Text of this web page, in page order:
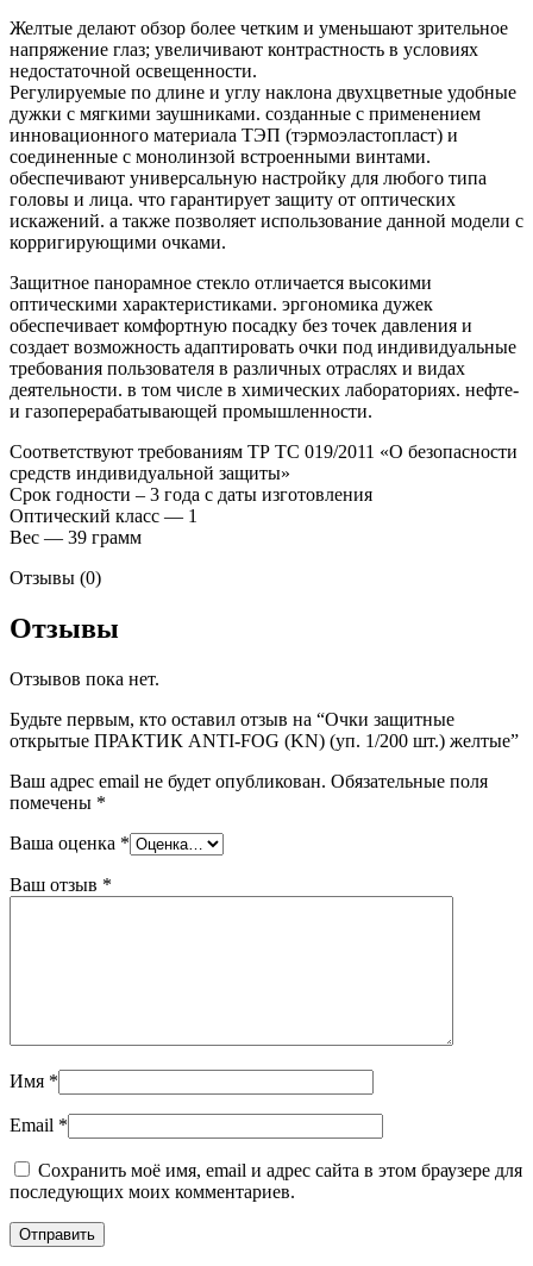
Желтые делают обзор более четким и уменьшают зрительное
напряжение глаз; увеличивают контрастность в условиях
недостаточной освещенности.
Регулируемые по длине и углу наклона двухцветные удобные
дужки с мягкими заушниками. созданные с применением
инновационного материала ТЭП (тэрмоэластопласт) и
соединенные с монолинзой встроенными винтами.
обеспечивают универсальную настройку для любого типа
головы и лица. что гарантирует защиту от оптических
искажений. а также позволяет использование данной модели с
корригирующими очками.
Защитное панорамное стекло отличается высокими
оптическими характеристиками. эргономика дужек
обеспечивает комфортную посадку без точек давления и
создает возможность адаптировать очки под индивидуальные
требования пользователя в различных отраслях и видах
деятельности. в том числе в химических лабораториях. нефте-
и газоперерабатывающей промышленности.
Соответствуют требованиям ТР ТС 019/2011 «О безопасности
средств индивидуальной защиты»
Срок годности – 3 года с даты изготовления
Оптический класс — 1
Вес — 39 грамм
Отзывы (0)
Отзывы
Отзывов пока нет.
Будьте первым, кто оставил отзыв на “Очки защитные
открытые ПРАКТИК ANTI-FOG (KN) (уп. 1/200 шт.) желтые”
Ваш адрес email не будет опубликован. Обязательные поля
помечены *
Ваша оценка *
Ваш отзыв *
Имя *
Email *
Сохранить моё имя, email и адрес сайта в этом браузере для
последующих моих комментариев.